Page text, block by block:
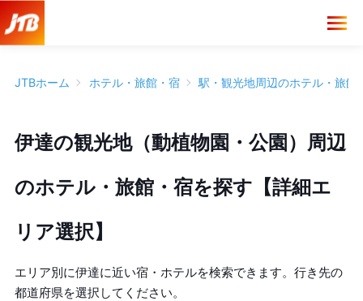
JTBホーム ホテル・旅館・宿 駅・観光地周辺のホテル・旅館
伊達の観光地（動植物園・公園）周辺
のホテル・旅館・宿を探す【詳細エ
リア選択】
エリア別に伊達に近い宿・ホテルを検索できます。行き先の
都道府県を選択してください。